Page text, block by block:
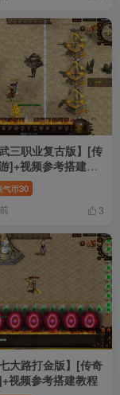
武三职业复古版】[传
]+视频参考搭建教
气币30
3
七大路打金版】[传奇
视频参考搭建教程